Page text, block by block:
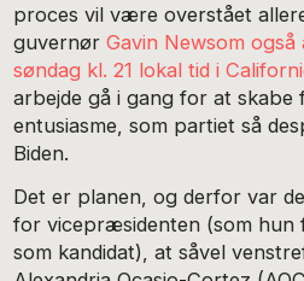
proces vil være overstået
guvernørGavin Newsom også
søndag kl. 21 lokal tid i
arbejde gå i gang for at skabe
entusiasme, som partiet så
Biden.
Det er planen, og derfor var
for vicepræsidenten (som
som kandidat), at såvel